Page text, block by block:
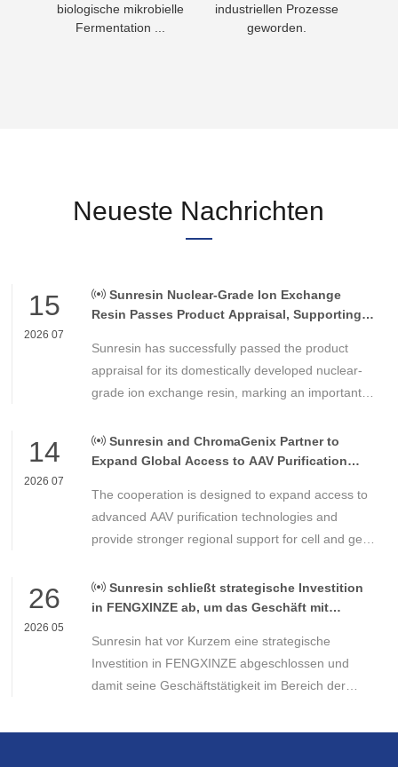
biologische mikrobielle
Fermentation ...
industriellen Prozesse
geworden.
Neueste Nachrichten
15
2026 07
Sunresin Nuclear-Grade Ion Exchange
Resin Passes Product Appraisal, Supporting
Control
Sunresin has successfully passed the product
appraisal for its domestically developed nuclear-
grade ion exchange resin, marking an important
chemical materials for nuclear power applications.
14
2026 07
Sunresin and ChromaGenix Partner to
Expand Global Access to AAV Purification
The cooperation is designed to expand access to
advanced AAV purification technologies and
provide stronger regional support for cell and gene
Americas.
26
2026 05
Sunresin schließt strategische Investition
in FENGXINZE ab, um das Geschäft mit
auszubauen
Sunresin hat vor Kurzem eine strategische
Investition in FENGXINZE abgeschlossen und
damit seine Geschäftstätigkeit im Bereich der
sowie seine Präsenz im Bereich der Trennung und